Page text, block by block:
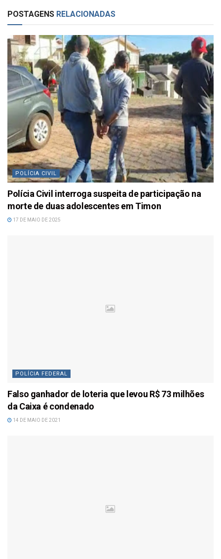
POSTAGENS RELACIONADAS
POLÍCIA CIVIL
Polícia Civil interroga suspeita de participação na
morte de duas adolescentes em Timon
17 DE MAIO DE 2025
POLÍCIA FEDERAL
Falso ganhador de loteria que levou R$ 73 milhões
da Caixa é condenado
14 DE MAIO DE 2021